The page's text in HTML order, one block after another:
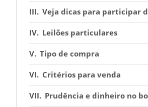
Veja dicas para participar
Leilões particulares
Tipo de compra
Critérios para venda
Prudência e dinheiro no